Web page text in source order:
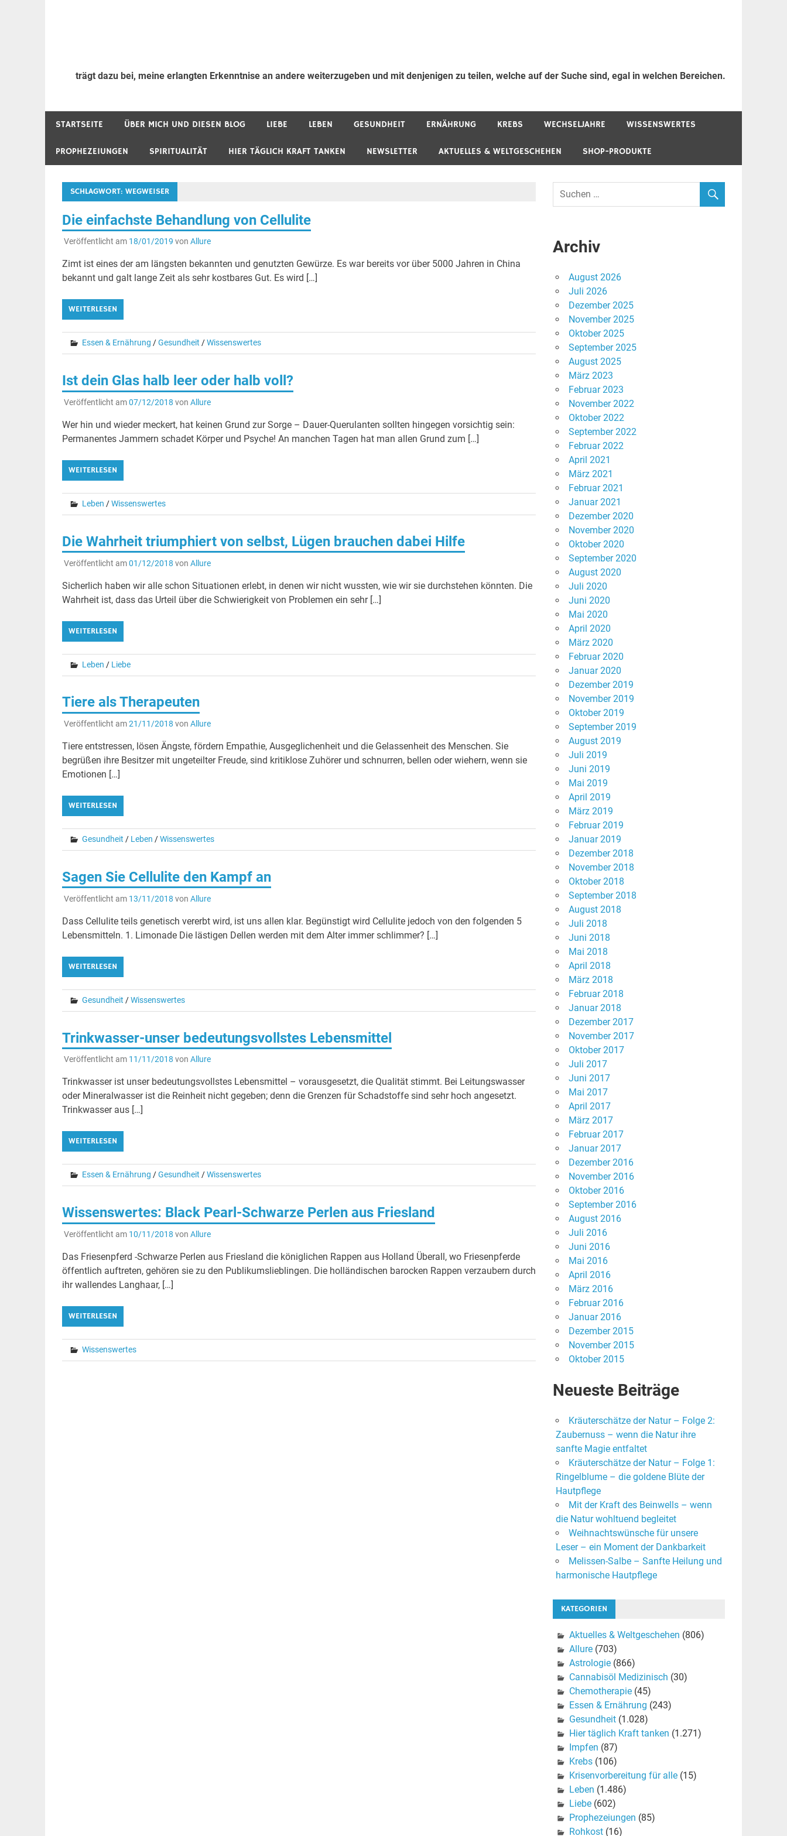
trägt dazu bei, meine erlangten Erkenntnise an andere weiterzugeben und mit denjenigen zu teilen, welche auf der Suche sind, egal in welchen Bereichen.
STARTSEITE ÜBER MICH UND DIESEN BLOG LIEBE LEBEN GESUNDHEIT ERNÄHRUNG KREBS WECHSELJAHRE WISSENSWERTES
PROPHEZEIUNGEN SPIRITUALITÄT HIER TÄGLICH KRAFT TANKEN NEWSLETTER AKTUELLES & WELTGESCHEHEN SHOP-PRODUKTE
SCHLAGWORT: WEGWEISER
Die einfachste Behandlung von Cellulite
Veröffentlicht am 18/01/2019 von Allure
Zimt ist eines der am längsten bekannten und genutzten Gewürze. Es war bereits vor über 5000 Jahren in China
bekannt und galt lange Zeit als sehr kostbares Gut. Es wird […]
WEITERLESEN
Essen & Ernährung /Gesundheit /Wissenswertes
Ist dein Glas halb leer oder halb voll?
Veröffentlicht am07/12/2018 von Allure
Wer hin und wieder meckert, hat keinen Grund zur Sorge – Dauer-Querulanten sollten hingegen vorsichtig sein:
Permanentes Jammern schadet Körper und Psyche! An manchen Tagen hat man allen Grund zum […]
WEITERLESEN
Leben /Wissenswertes
Die Wahrheit triumphiert von selbst, Lügen brauchen dabei Hilfe
Veröffentlicht am01/12/2018 von Allure
Sicherlich haben wir alle schon Situationen erlebt, in denen wir nicht wussten, wie wir sie durchstehen könnten. Die
Wahrheit ist, dass das Urteil über die Schwierigkeit von Problemen ein sehr […]
WEITERLESEN
Leben / Liebe
Tiere als Therapeuten
Veröffentlicht am21/11/2018 von Allure
Tiere entstressen, lösen Ängste, fördern Empathie, Ausgeglichenheit und die Gelassenheit des Menschen. Sie
begrüßen ihre Besitzer mit ungeteilter Freude, sind kritiklose Zuhörer und schnurren, bellen oder wiehern, wenn sie
Emotionen […]
WEITERLESEN
Gesundheit / Leben /Wissenswertes
Sagen Sie Cellulite den Kampf an
Veröffentlicht am 13/11/2018 von Allure
Dass Cellulite teils genetisch vererbt wird, ist uns allen klar. Begünstigt wird Cellulite jedoch von den folgenden 5
Lebensmitteln. 1. Limonade Die lästigen Dellen werden mit dem Alter immer schlimmer? […]
WEITERLESEN
Gesundheit /Wissenswertes
Trinkwasser-unser bedeutungsvollstes Lebensmittel
Veröffentlicht am 11/11/2018 von Allure
Trinkwasser ist unser bedeutungsvollstes Lebensmittel – vorausgesetzt, die Qualität stimmt. Bei Leitungswasser
oder Mineralwasser ist die Reinheit nicht gegeben; denn die Grenzen für Schadstoffe sind sehr hoch angesetzt.
Trinkwasser aus […]
WEITERLESEN
Essen & Ernährung /Gesundheit /Wissenswertes
Wissenswertes: Black Pearl-Schwarze Perlen aus Friesland
Veröffentlicht am 10/11/2018 von Allure
Das Friesenpferd -Schwarze Perlen aus Friesland die königlichen Rappen aus Holland Überall, wo Friesenpferde
öffentlich auftreten, gehören sie zu den Publikumslieblingen. Die holländischen barocken Rappen verzaubern durch
ihr wallendes Langhaar, […]
WEITERLESEN
Wissenswertes
Archiv
August 2026
Juli 2026
Dezember 2025
November 2025
Oktober 2025
September 2025
August 2025
März 2023
Februar 2023
November 2022
Oktober 2022
September 2022
Februar 2022
April 2021
März 2021
Februar 2021
Januar 2021
Dezember 2020
November 2020
Oktober 2020
September 2020
August 2020
Juli 2020
Juni 2020
Mai 2020
April 2020
März 2020
Februar 2020
Januar 2020
Dezember 2019
November 2019
Oktober 2019
September 2019
August 2019
Juli 2019
Juni 2019
Mai 2019
April 2019
März 2019
Februar 2019
Januar 2019
Dezember 2018
November 2018
Oktober 2018
September 2018
August 2018
Juli 2018
Juni 2018
Mai 2018
April 2018
März 2018
Februar 2018
Januar 2018
Dezember 2017
November 2017
Oktober 2017
Juli 2017
Juni 2017
Mai 2017
April 2017
März 2017
Februar 2017
Januar 2017
Dezember 2016
November 2016
Oktober 2016
September 2016
August 2016
Juli 2016
Juni 2016
Mai 2016
April 2016
März 2016
Februar 2016
Januar 2016
Dezember 2015
November 2015
Oktober 2015
Neueste Beiträge
Kräuterschätze der Natur – Folge 2:
Zaubernuss – wenn die Natur ihre
sanfte Magie entfaltet
Kräuterschätze der Natur – Folge 1:
Ringelblume – die goldene Blüte der
Hautpflege
Mit der Kraft des Beinwells – wenn
die Natur wohltuend begleitet
Weihnachtswünsche für unsere
Leser – ein Moment der Dankbarkeit
Melissen-Salbe – Sanfte Heilung und
harmonische Hautpflege
KATEGORIEN
Aktuelles & Weltgeschehen (806)
Allure(703)
Astrologie(866)
Cannabisöl Medizinisch (30)
Chemotherapie(45)
Essen & Ernährung (243)
Gesundheit(1.028)
Hier täglich Kraft tanken (1.271)
Impfen (87)
Krebs(106)
Krisenvorbereitung für alle(15)
Leben (1.486)
Liebe(602)
Prophezeiungen (85)
Rohkost(16)